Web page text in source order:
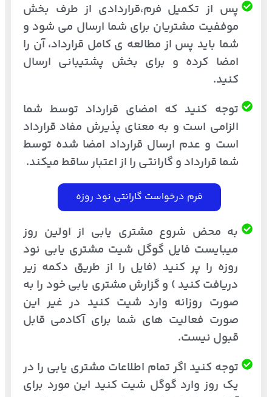
پس از تکمیل فرم،قراردادی از طرف بخش
موففیت مشتریان برای شما ارسال می شود و
شما باید پس از مطالعه ی کامل قرارداد، آن را
امضا کرده و برای بخش پشتیبانی ارسال
کنید.
توجه کنید که امضای قرارداد توسط شما
الزامی است و به معنای پذیرش مفاد قرارداد
است و عدم ارسال قرارداد امضا شده توسط
شما قرارداد و گارانتی را از اعتبار ساقط میکند.
فرم درخواست گارانتی نود روزه
به محض شروع مشتری یابی از اولین روز
میبایست فایل گوگل شیت مشتری یابی نود
روزه را پر کنید (فایل را از طریق دکمه زیر
دریافت کنید ) و گزارش مشتری یابی خود را به
صورت روزانه وارد شیت کنید در غیر این
صورت فعالیت های شما برای آکادمی قابل
قبول نیست.
توجه کنید اگر تمام اطلاعات مشتری یابی را در
یک روز وارد گوگل شیت کنید این مورد برای